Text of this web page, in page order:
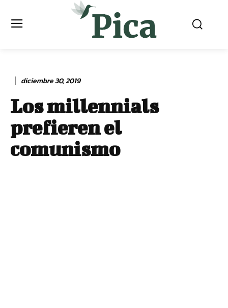
diciembre 30, 2019
Los millennials
prefieren el
comunismo